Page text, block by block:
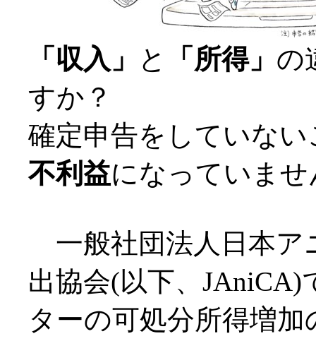
「収入」 と 「所得」 の
すか？
確定申告をしていな
不利益になっていませ
一般社団法人日本ア
出協会(以下、JAniCA)
ターの可処分所得増